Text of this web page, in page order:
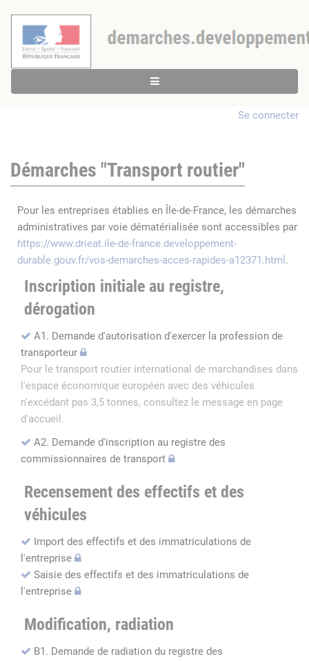
Se connecter
Démarches "Transport routier"
Pour les entreprises établies en Île-de-France, les démarches
administratives par voie dématérialisée sont accessibles par
https://www.drieat.ile-de-france.developpement-
durable.gouv.fr/vos-demarches-acces-rapides-a12371.html .
Inscription initiale au registre,
dérogation
A1. Demande d'autorisation d'exercer la profession de
transporteur
Pour le transport routier international de marchandises dans
l'espace économique européen avec des véhicules
n'excédant pas 3,5 tonnes, consultez le message en page
d'accueil.
A2. Demande d'inscription au registre des
commissionnaires de transport
Recensement des effectifs et des
véhicules
Import des effectifs et des immatriculations de
l'entreprise
Saisie des effectifs et des immatriculations de
l'entreprise
Modification, radiation
B1. Demande de radiation du registre des